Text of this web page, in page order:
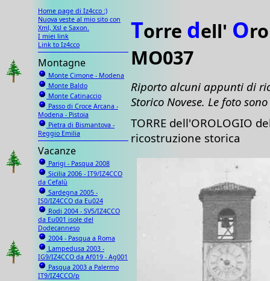
Home page di Iz4cco :)
Nuova veste al mio sito con
Xml, Xsl e Saxon.
I miei link
Link to Iz4cco
Montagne
Monte Cimone - Modena
Monte Baldo
Monte Catinaccio
Passo di Croce Arcana -
Modena - Pistoia
Pietra di Bismantova -
Reggio Emilia
Vacanze
Parigi - Pasqua 2008
Sicilia 2006 - IT9/IZ4CCO
da Cefalù
Sardegna 2005 -
IS0/IZ4CCO da Eu024
Rodi 2004 - SV5/IZ4CCO
da Eu001 isole del
Dodecanneso
2004 - Pasqua a Roma
Lampedusa 2003 -
IG9/IZ4CCO da Af019 - Ag001
Pasqua 2003 a Palermo
IT9/IZ4CCO/p
Torre dell' O
MO037
Riporto alcuni appunti di
Storico Novese. Le foto
TORRE dell'OROLOGIO
ricostruzione storica